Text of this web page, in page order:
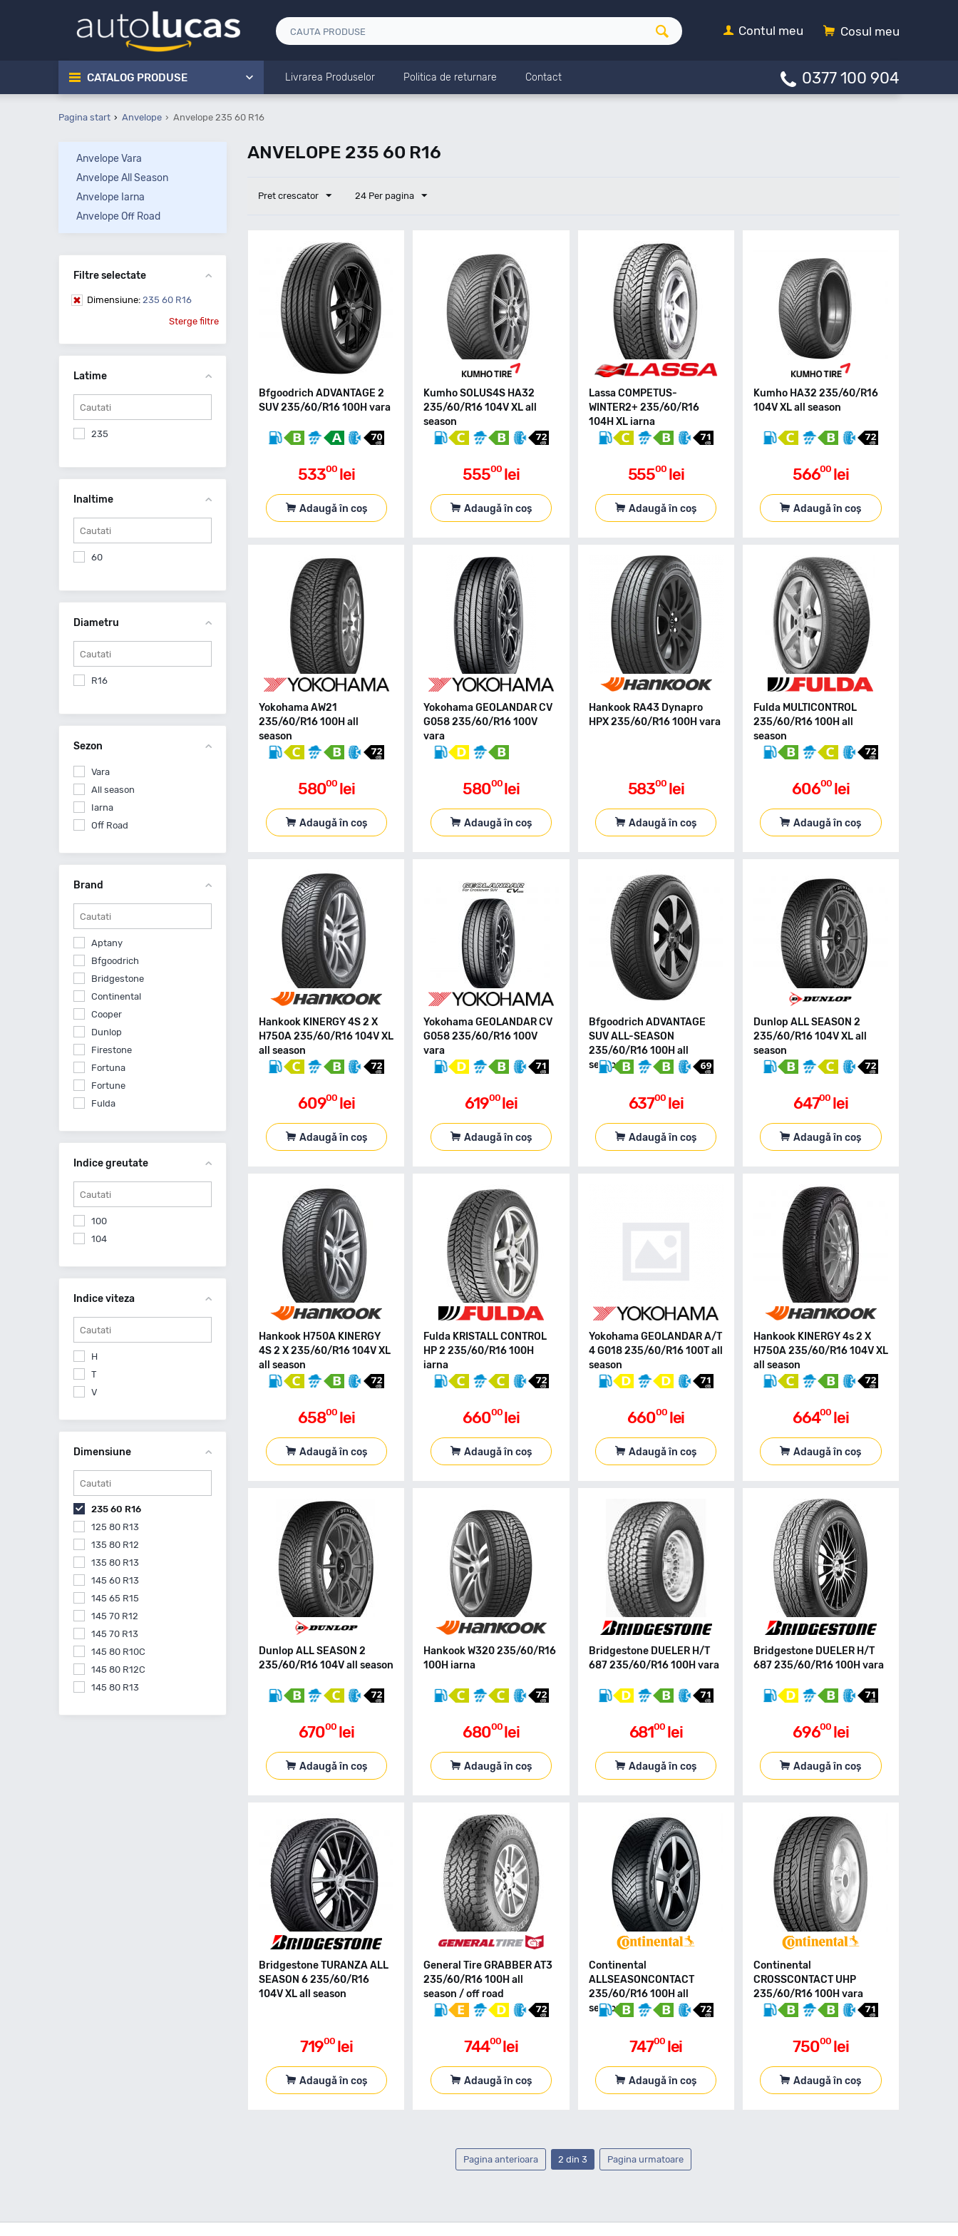
Cosul meu
Contul meu
CATALOG PRODUSE Livrarea Produselor Politica de returnare Contact 0377 100 904
Pagina start Anvelope Anvelope 235 60 R16
ANVELOPE 235 60 R16
Pret crescator 24 Per pagina
Bfgoodrich ADVANTAGE 2
SUV 235/60/R16 100H vara
53300 lei
Adaugă în coș
Kumho SOLUS4S HA32
235/60/R16 104V XL all
season
55500 lei
Adaugă în coș
Lassa COMPETUS-
WINTER2+ 235/60/R16
104H XL iarna
55500 lei
Adaugă în coș
Kumho HA32 235/60/R16
104V XL all season
56600 lei
Adaugă în coș
Yokohama AW21
235/60/R16 100H all
season
58000 lei
Adaugă în coș
Yokohama GEOLANDAR CV
G058 235/60/R16 100V
vara
58000 lei
Adaugă în coș
Hankook RA43 Dynapro
HPX 235/60/R16 100H vara
58300 lei
Adaugă în coș
Fulda MULTICONTROL
235/60/R16 100H all
season
60600 lei
Adaugă în coș
Hankook KINERGY 4S 2 X
H750A 235/60/R16 104V XL
all season
60900 lei
Adaugă în coș
Yokohama GEOLANDAR CV
G058 235/60/R16 100V
vara
61900 lei
Adaugă în coș
Bfgoodrich ADVANTAGE
SUV ALL-SEASON
235/60/R16 100H all
season
63700 lei
Adaugă în coș
Dunlop ALL SEASON 2
235/60/R16 104V XL all
season
64700 lei
Adaugă în coș
Hankook H750A KINERGY
4S 2 X 235/60/R16 104V XL
all season
65800 lei
Adaugă în coș
Fulda KRISTALL CONTROL
HP 2 235/60/R16 100H
iarna
66000 lei
Adaugă în coș
Yokohama GEOLANDAR A/T
4 G018 235/60/R16 100T all
season
66000 lei
Adaugă în coș
Hankook KINERGY 4s 2 X
H750A 235/60/R16 104V XL
all season
66400 lei
Adaugă în coș
Dunlop ALL SEASON 2
235/60/R16 104V all season
67000 lei
Adaugă în coș
Hankook W320 235/60/R16
100H iarna
68000 lei
Adaugă în coș
Bridgestone DUELER H/T
687 235/60/R16 100H vara
68100 lei
Adaugă în coș
Bridgestone DUELER H/T
687 235/60/R16 100H vara
69600 lei
Adaugă în coș
Bridgestone TURANZA ALL
SEASON 6 235/60/R16
104V XL all season
71900 lei
Adaugă în coș
General Tire GRABBER AT3
235/60/R16 100H all
season / off road
74400 lei
Adaugă în coș
Continental
ALLSEASONCONTACT
235/60/R16 100H all
season
74700 lei
Adaugă în coș
Continental
CROSSCONTACT UHP
235/60/R16 100H vara
75000 lei
Adaugă în coș
Pagina anterioara 2 din 3 Pagina urmatoare
Anvelope Vara
Anvelope All Season
Anvelope Iarna
Anvelope Off Road
Filtre selectate
Dimensiune: 235 60 R16
Sterge filtre
Latime
235
Inaltime
60
Diametru
R16
Sezon
Vara
All season
Iarna
Off Road
Brand
Aptany
Bfgoodrich
Bridgestone
Continental
Cooper
Dunlop
Firestone
Fortuna
Fortune
Fulda
Kormoran
Kumho
Momo
Nankang
Royal Black
Taurus
Tigar
Uniroyal
Indice greutate
100
104
Indice viteza
H
T
V
Dimensiune
235 60 R16
125 80 R13
135 80 R12
135 80 R13
145 60 R13
145 65 R15
145 70 R12
145 70 R13
145 80 R10C
145 80 R12C
145 80 R13
165 70 R13C